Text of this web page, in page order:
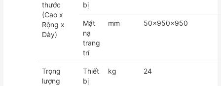
thước
(Cao x
Rộng x
Dày)
bị
Mặt
nạ
trang
trí
mm 50x950x950
Trọng
lượng
Thiết
bị
kg 24